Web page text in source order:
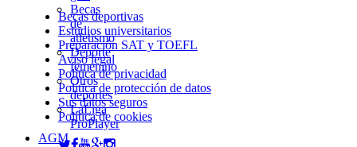
Becas
de
atletismo
Deporte
femenino
Otros
deportes
LaLiga
ProPlayer
AGM
Becas deportivas
Estudios universitarios
Preparación SAT y TOEFL
Aviso legal
Política de privacidad
Política de protección de datos
Sus datos seguros
Política de cookies